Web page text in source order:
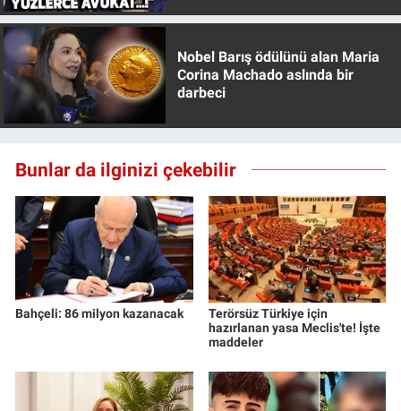
Nobel Barış ödülünü alan Maria
Corina Machado aslında bir
darbeci
Bunlar da ilginizi çekebilir
Bahçeli: 86 milyon kazanacak
Terörsüz Türkiye için
hazırlanan yasa Meclis'te! İşte
maddeler
Nedir
Popüler
Programlar
Spor
Teknoloji
Türkiye'nin Geleceği
Yerel Gündem